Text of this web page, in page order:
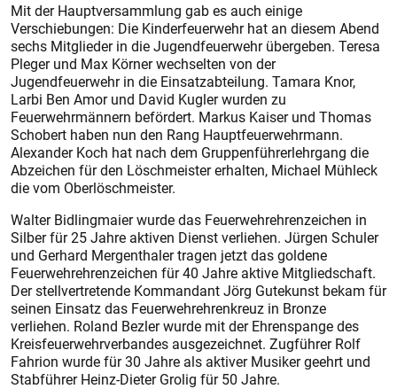
Mit der Hauptversammlung gab es auch einige
Verschiebungen: Die Kinderfeuerwehr hat an diesem Abend
sechs Mitglieder in die Jugendfeuerwehr übergeben. Teresa
Pleger und Max Körner wechselten von der
Jugendfeuerwehr in die Einsatzabteilung. Tamara Knor,
Larbi Ben Amor und David Kugler wurden zu
Feuerwehrmännern befördert. Markus Kaiser und Thomas
Schobert haben nun den Rang Hauptfeuerwehrmann.
Alexander Koch hat nach dem Gruppenführerlehrgang die
Abzeichen für den Löschmeister erhalten, Michael Mühleck
die vom Oberlöschmeister.
Walter Bidlingmaier wurde das Feuerwehrehrenzeichen in
Silber für 25 Jahre aktiven Dienst verliehen. Jürgen Schuler
und Gerhard Mergenthaler tragen jetzt das goldene
Feuerwehrehrenzeichen für 40 Jahre aktive Mitgliedschaft.
Der stellvertretende Kommandant Jörg Gutekunst bekam für
seinen Einsatz das Feuerwehrehrenkreuz in Bronze
verliehen. Roland Bezler wurde mit der Ehrenspange des
Kreisfeuerwehrverbandes ausgezeichnet. Zugführer Rolf
Fahrion wurde für 30 Jahre als aktiver Musiker geehrt und
Stabführer Heinz-Dieter Grolig für 50 Jahre.